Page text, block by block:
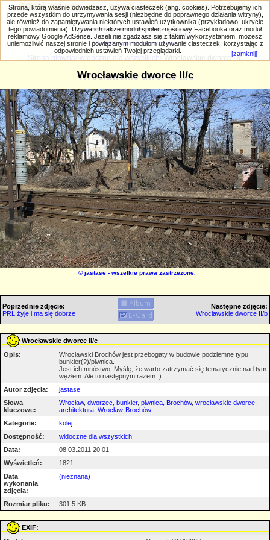
PRIV.gtlodz.eu - czyli trochę ;) inna galeria
Wyszukiwanie zaawansowane
Strona główna widoczne dla wszystkich >Wrocławskie dworce II/c
Wrocławskie dworce II/c
©jastase- wszelkie prawa zastrzeżone.
Poprzednie zdjęcie:
PRL żyje i ma się dobrze
Następne zdjęcie:
Wrocławskie dworce II/b
Wrocławskie dworce II/c
Opis:
Wrocławski Brochów jest przebogaty w budowle podziemne typu
bunkier(?)/piwnica.
Jest ich mnóstwo. Myślę, że warto zatrzymać się tematycznie nad tym
węzłem. Ale to następnym razem :)
Autor zdjęcia:
jastase
Słowa
kluczowe:
Wrocław, dworzec bunkier, piwnica Brochów, wrocławskie dworce
architektura Wrocław-Brochów
Kategorie:
kolej
Dostępność:
widoczne dla wszystkich
Data:
08.03.2011 20:01
Wyświetleń:
1821
Data
wykonania
zdjęcia:
(nieznana)
Rozmiar pliku: 301.5 KB
EXIF:
Strona, którą właśnie odwiedzasz, używa ciasteczek (ang. cookies). Potrzebujemy ich
przede wszystkim do utrzymywania sesji (niezbędne do poprawnego działania witryny),
ale również do zapamiętywania niektórych ustawień użytkownika (przykładowo: ukrycie
tego powiadomienia). Używa ich także moduł społecznościowy Facebooka oraz moduł
reklamowy Google AdSense. Jeżeli nie zgadzasz się z takim wykorzystaniem, możesz
uniemożliwić naszej stronie i powiązanym modułom używanie ciasteczek, korzystając z
odpowiednich ustawień Twojej przeglądarki.
[zamknij]